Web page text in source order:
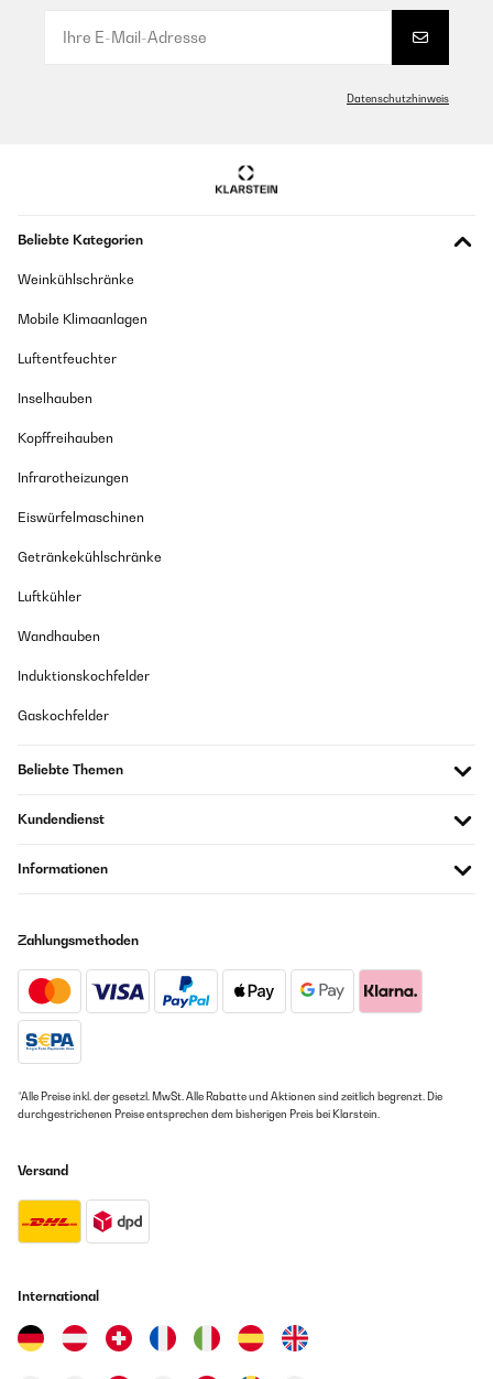
Datenschutzhinweis
Beliebte Kategorien
Weinkühlschränke
Mobile Klimaanlagen
Luftentfeuchter
Inselhauben
Kopffreihauben
Infrarotheizungen
Eiswürfelmaschinen
Getränkekühlschränke
Luftkühler
Wandhauben
Induktionskochfelder
Gaskochfelder
Beliebte Themen
Kundendienst
Informationen
Zahlungsmethoden
*Alle Preise inkl. der gesetzl. MwSt. Alle Rabatte und Aktionen sind zeitlich begrenzt. Die
durchgestrichenen Preise entsprechen dem bisherigen Preis bei Klarstein.
Versand
International